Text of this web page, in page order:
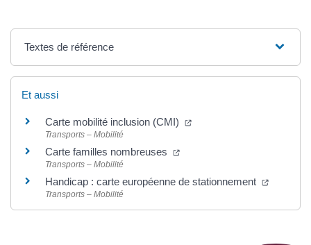
Textes de référence
Et aussi
Carte mobilité inclusion (CMI)
Transports – Mobilité
Carte familles nombreuses
Transports – Mobilité
Handicap : carte européenne de stationnement
Transports – Mobilité